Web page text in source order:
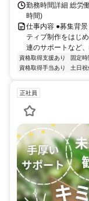
勤務時間詳細 総労
時間)
仕事内容 ●募集背
ティブ制作をはじ
連のサポートなど
資格取得支援あり 固定時
資格取得手当あり
土日祝
正社員